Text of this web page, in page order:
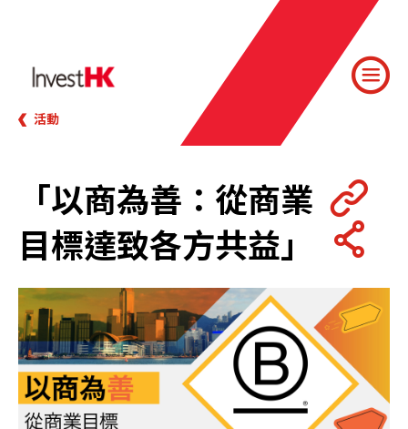
活動
「以商為善：從商業
目標達致各方共益」